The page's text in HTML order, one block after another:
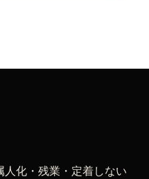
化・残業・定着しない